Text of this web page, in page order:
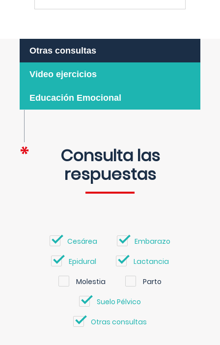
Otras consultas
Video ejercicios
Educación Emocional
Consulta las
respuestas
Cesárea Embarazo
Epidural Lactancia
Molestia Parto
Suelo Pélvico
Otras consultas